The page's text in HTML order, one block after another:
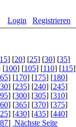
Login Registrieren
15] [20] [25] [30] [35]
[100] [105] [110] [115]
] [170] [175] [180]
] [235] [240] [245]
] [300] [305] [310]
] [365] [370] [375]
] [430] [435] [440]
] Nächste Seite